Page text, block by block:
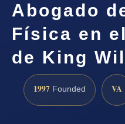
Abogado
Física en
de King
1997 Founded VA